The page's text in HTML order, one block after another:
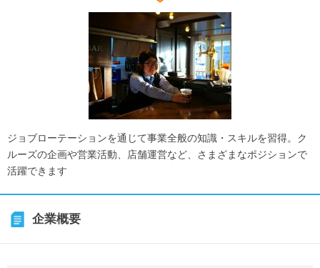
ジョブローテーションを通じて事業全般の知識・スキルを習得。ク
ルーズの企画や営業活動、店舗運営など、さまざまなポジションで
活躍できます
企業概要